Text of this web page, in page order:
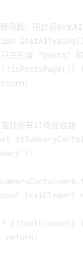
函數，用於初始化AI
initAITyping
在包含 "posts" 的
! isPostsPage ()) {
;
找所有AI摘要容器
);
textElement
( ! textElement) {
return ;